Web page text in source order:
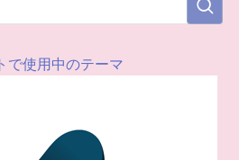
で使用中のテーマ